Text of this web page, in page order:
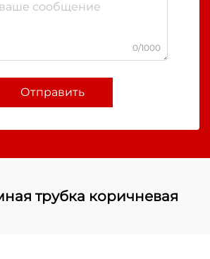
0/1000
Отправить
трубка коричневая